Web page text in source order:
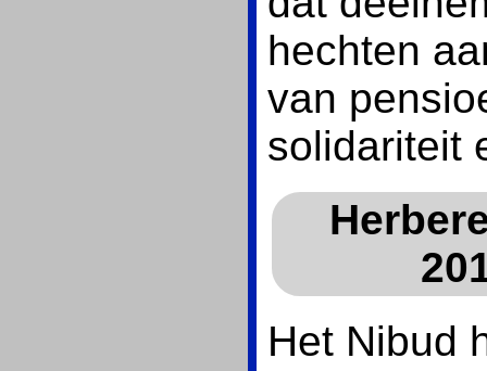
hechten
van
solidariteit
Het Nibud